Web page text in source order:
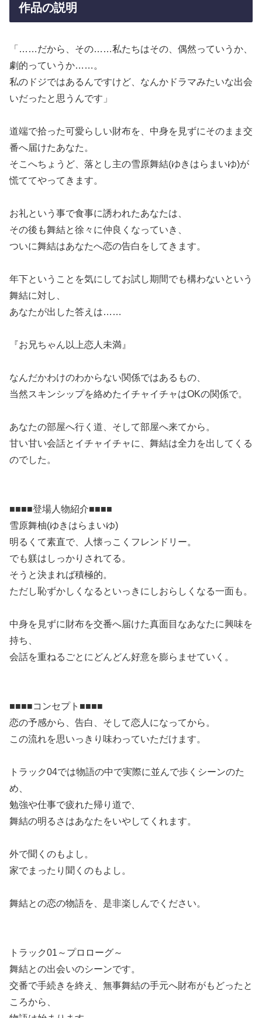
作品の説明
「……だから、その……私たちはその、偶然っていうか、
劇的っていうか……。
私のドジではあるんですけど、なんかドラマみたいな出会
いだったと思うんです」
道端で拾った可愛らしい財布を、中身を見ずにそのまま交
番へ届けたあなた。
そこへちょうど、落とし主の雪原舞結(ゆきはらまいゆ)が
慌ててやってきます。
お礼という事で食事に誘われたあなたは、
その後も舞結と徐々に仲良くなっていき、
ついに舞結はあなたへ恋の告白をしてきます。
年下ということを気にしてお試し期間でも構わないという
舞結に対し、
あなたが出した答えは……
『お兄ちゃん以上恋人未満』
なんだかわけのわからない関係ではあるもの、
当然スキンシップを絡めたイチャイチャはOKの関係で。
あなたの部屋へ行く道、そして部屋へ来てから。
甘い甘い会話とイチャイチャに、舞結は全力を出してくる
のでした。
■■■■登場人物紹介■■■■
雪原舞柚(ゆきはらまいゆ)
明るくて素直で、人懐っこくフレンドリー。
でも躾はしっかりされてる。
そうと決まれば積極的。
ただし恥ずかしくなるといっきにしおらしくなる一面も。
中身を見ずに財布を交番へ届けた真面目なあなたに興味を
持ち、
会話を重ねるごとにどんどん好意を膨らませていく。
■■■■コンセプト■■■■
恋の予感から、告白、そして恋人になってから。
この流れを思いっきり味わっていただけます。
トラック04では物語の中で実際に並んで歩くシーンのた
め、
勉強や仕事で疲れた帰り道で、
舞結の明るさはあなたをいやしてくれます。
外で聞くのもよし。
家でまったり聞くのもよし。
舞結との恋の物語を、是非楽しんでください。
トラック01～プロローグ～
舞結との出会いのシーンです。
交番で手続きを終え、無事舞結の手元へ財布がもどったと
ころから、